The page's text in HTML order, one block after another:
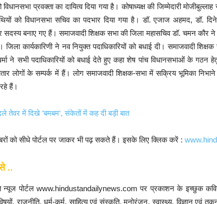
प्रवक्ता का दायित्व दिया गया है। कोषाध्यक्ष की जिम्मेदारी
को विधानसभा सचिव का पदभार दिया गया है। डॉ. एजाज अहमद, डॉ.
बनाए गए हैं। समाजवादी शिक्षक सभा की जिला महासचिव डॉ. चमन कौर ने
कार्यकारिणी ने नव नियुक्त पदाधिकारियों को बधाई दी। समाजवादी
ने सभी पदाधिकारियों को बधाई देते हुए कहा शेष पांच विधानसभाओं के गठन हेतु
लोगों के सम्पर्क में हैं। लोग समाजवादी शिक्षक-सभा में सक्रिय भूमिका निभाने
हैं।
तेवर में दिखे ‘बमबम‘, संकेतों में कह दी बड़ी बात
को सीधे पोर्टल पर जाकर भी पढ़ सकते हैं। इसके लिए क्लिक करें :
..
पोर्टल www.hindustandailynews.com पर प्रकाशन के इच्छुक
राजनीति, धर्म-कर्म, साहित्य एवं संस्कृति, मनोरंजन, स्वास्थ्य, विज्ञान एवं